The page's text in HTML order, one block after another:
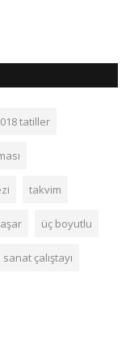
tatiller
takvim
üç boyutlu
sanat çalıştayı